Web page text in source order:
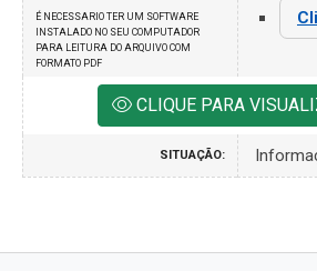
É NECESSARIO TER UM SOFTWARE
INSTALADO NO SEU COMPUTADOR
PARA LEITURA DO ARQUIVO COM
FORMATO PDF
CLIQUE PARA
SITUAÇÃO: